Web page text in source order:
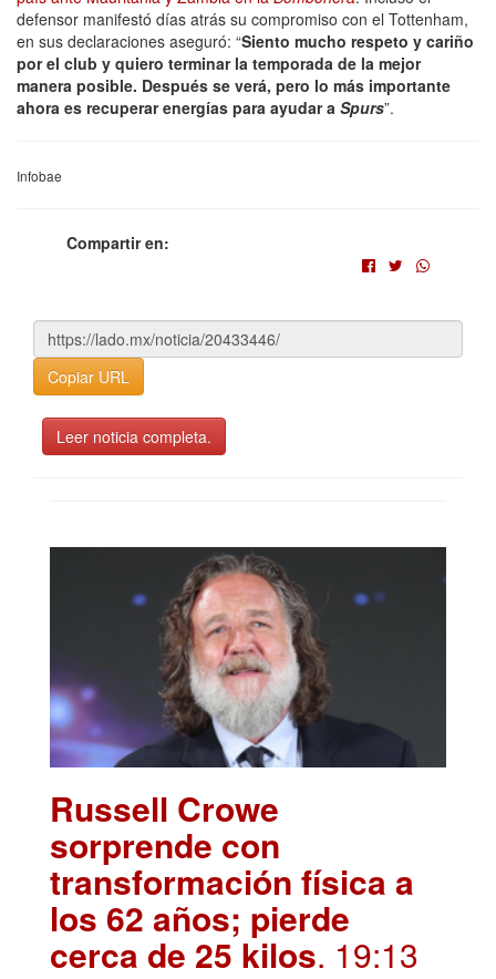
defensor manifestó días atrás su compromiso con el Tottenham,
en sus declaraciones aseguró: “Siento mucho respeto y cariño
por el club y quiero terminar la temporada de la mejor
manera posible. Después se verá, pero lo más importante
ahora es recuperar energías para ayudar a Spurs”.
Infobae
Compartir en:
Copiar URL
Leer noticia completa.
Russell Crowe
sorprende con
transformación física a
los 62 años; pierde
cerca de 25 kilos. 19:13